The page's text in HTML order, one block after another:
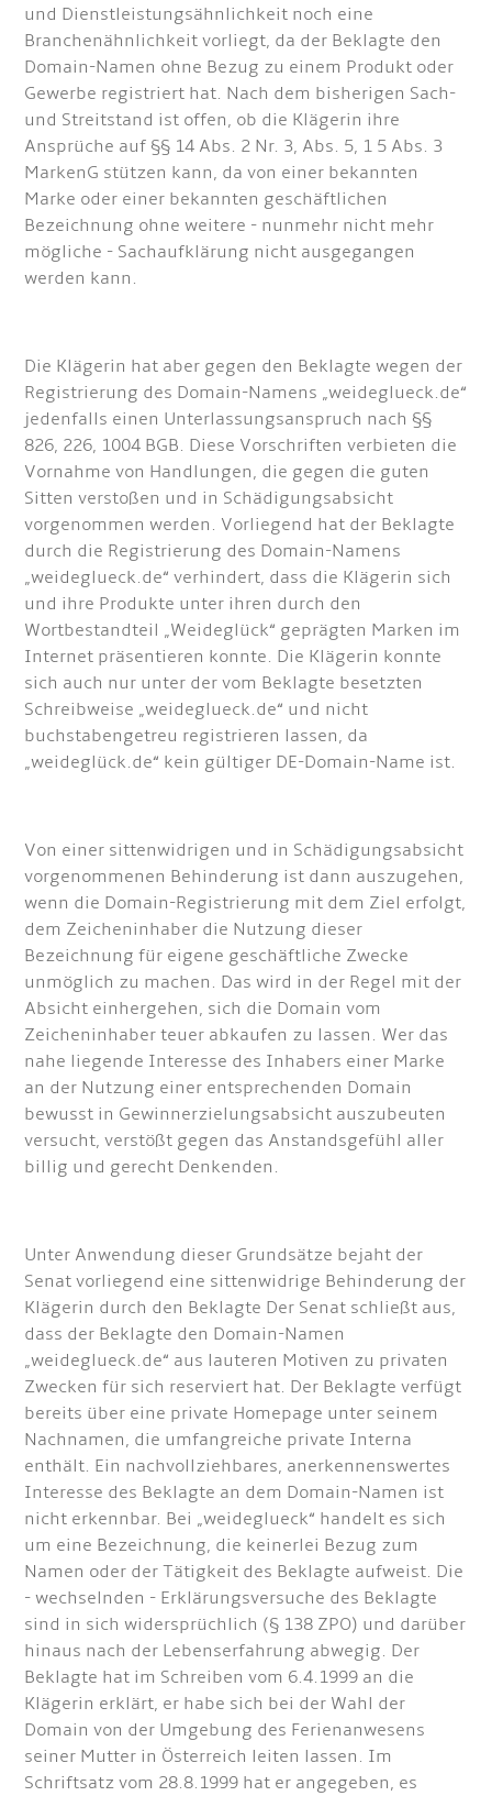
und Dienstleistungsähnlichkeit noch eine
Branchenähnlichkeit vorliegt, da der Beklagte den
Domain-Namen ohne Bezug zu einem Produkt oder
Gewerbe registriert hat. Nach dem bisherigen Sach-
und Streitstand ist offen, ob die Klägerin ihre
Ansprüche auf §§ 14 Abs. 2 Nr. 3, Abs. 5, 1 5 Abs. 3
MarkenG stützen kann, da von einer bekannten
Marke oder einer bekannten geschäftlichen
Bezeichnung ohne weitere - nunmehr nicht mehr
mögliche - Sachaufklärung nicht ausgegangen
werden kann.
Die Klägerin hat aber gegen den Beklagte wegen der
Registrierung des Domain-Namens „weideglueck.de“
jedenfalls einen Unterlassungsanspruch nach §§
826, 226, 1004 BGB. Diese Vorschriften verbieten die
Vornahme von Handlungen, die gegen die guten
Sitten verstoßen und in Schädigungsabsicht
vorgenommen werden. Vorliegend hat der Beklagte
durch die Registrierung des Domain-Namens
„weideglueck.de“ verhindert, dass die Klägerin sich
und ihre Produkte unter ihren durch den
Wortbestandteil „Weideglück“ geprägten Marken im
Internet präsentieren konnte. Die Klägerin konnte
sich auch nur unter der vom Beklagte besetzten
Schreibweise „weideglueck.de“ und nicht
buchstabengetreu registrieren lassen, da
„weideglück.de“ kein gültiger DE-Domain-Name ist.
Von einer sittenwidrigen und in Schädigungsabsicht
vorgenommenen Behinderung ist dann auszugehen,
wenn die Domain-Registrierung mit dem Ziel erfolgt,
dem Zeicheninhaber die Nutzung dieser
Bezeichnung für eigene geschäftliche Zwecke
unmöglich zu machen. Das wird in der Regel mit der
Absicht einhergehen, sich die Domain vom
Zeicheninhaber teuer abkaufen zu lassen. Wer das
nahe liegende Interesse des Inhabers einer Marke
an der Nutzung einer entsprechenden Domain
bewusst in Gewinnerzielungsabsicht auszubeuten
versucht, verstößt gegen das Anstandsgefühl aller
billig und gerecht Denkenden.
Unter Anwendung dieser Grundsätze bejaht der
Senat vorliegend eine sittenwidrige Behinderung der
Klägerin durch den Beklagte Der Senat schließt aus,
dass der Beklagte den Domain-Namen
„weideglueck.de“ aus lauteren Motiven zu privaten
Zwecken für sich reserviert hat. Der Beklagte verfügt
bereits über eine private Homepage unter seinem
Nachnamen, die umfangreiche private Interna
enthält. Ein nachvollziehbares, anerkennenswertes
Interesse des Beklagte an dem Domain-Namen ist
nicht erkennbar. Bei „weideglueck“ handelt es sich
um eine Bezeichnung, die keinerlei Bezug zum
Namen oder der Tätigkeit des Beklagte aufweist. Die
- wechselnden - Erklärungsversuche des Beklagte
sind in sich widersprüchlich (§ 138 ZPO) und darüber
hinaus nach der Lebenserfahrung abwegig. Der
Beklagte hat im Schreiben vom 6.4.1999 an die
Klägerin erklärt, er habe sich bei der Wahl der
Domain von der Umgebung des Ferienanwesens
seiner Mutter in Österreich leiten lassen. Im
Schriftsatz vom 28.8.1999 hat er angegeben, es